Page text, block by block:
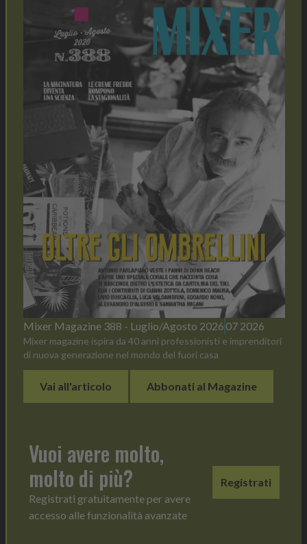
Mixer Magazine 388 - Luglio/Agosto 2026 07 2026
Mixer magazine ispira da 40 anni professionisti e imprenditori
di nuova generazione nel mondo del fuori casa
Vai all'articolo Abbonati al Magazine
Vuoi avere molto,
molto di più?
Registrati gratuitamente per avere
accesso alle funzionalità avanzate
Registrati